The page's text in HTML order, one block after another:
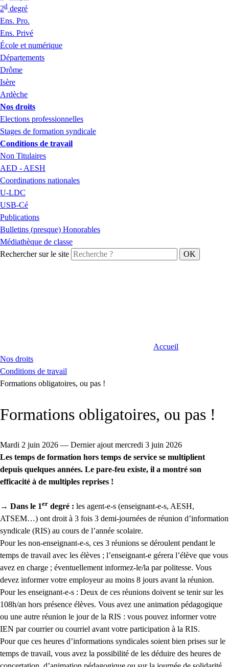
2d degré
Ens. Pro.
Ens. Privé
École et numérique
Départements
Drôme
Isère
Ardèche
Nos droits
Elections professionnelles
Stages de formation syndicale
Conditions de travail
Non Titulaires
AED - AESH
Coordinations nationales
U-LDC
USB-Cé
Publications
Bulletins (presque) Honorables
Médiathèque de classe
Rechercher sur le site
Accueil
Nos droits
Conditions de travail
Formations obligatoires, ou pas !
Formations obligatoires, ou pas !
Mardi 2 juin 2026 — Dernier ajout mercredi 3 juin 2026
Les temps de formation hors temps de service se multiplient
depuis quelques années. Le pare-feu existe, il a montré son
efficacité à de multiples reprises !
→ Dans le 1er degré : les agent-e-s (enseignant-e-s, AESH,
ATSEM…) ont droit à 3 fois 3 demi-journées de réunion d’information
syndicale (RIS) au cours de l’année scolaire.
Pour les non-enseignant-e-s, ces 3 réunions se déroulent pendant le
temps de travail avec les élèves ; l’enseignant-e gérera l’élève que vous
avez en charge ; éventuellement informez-le/la par politesse. Vous
devez informer votre employeur au moins 8 jours avant la réunion.
Pour les enseignant-e-s : Deux de ces réunions doivent se tenir sur les
108h/an hors présence élèves. Vous avez une animation pédagogique
ou une autre réunion le jour de la RIS : vous pouvez informer votre
IEN par courrier ou courriel avant votre participation à la RIS.
Pour que ces heures d’informations syndicales soient bien prises sur le
temps de travail, vous avez la possibilité de les déduire des heures de